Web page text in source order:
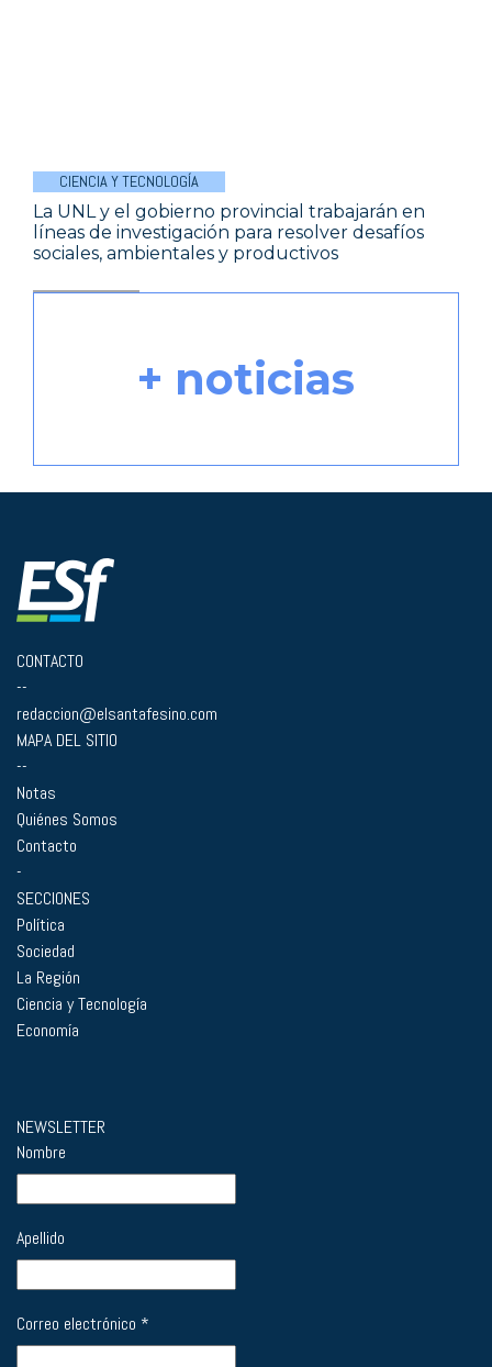
CIENCIA Y TECNOLOGÍA
La UNL y el gobierno provincial trabajarán en
líneas de investigación para resolver desafíos
sociales, ambientales y productivos
+ noticias
CONTACTO
--
redaccion@elsantafesino.com
MAPA DEL SITIO
--
Notas
Quiénes Somos
Contacto
-
SECCIONES
Política
Sociedad
La Región
Ciencia y Tecnología
Economía
NEWSLETTER
Nombre
Apellido
Correo electrónico *